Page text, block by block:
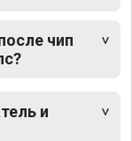
чип
и